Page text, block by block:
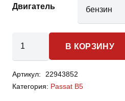
Двигатель
товара
Passat
B5
В КОРЗИНУ
Артикул:
22943852
Категория: Passat B5